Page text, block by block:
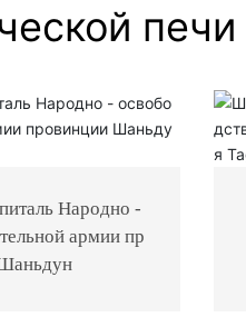
печи
Народно -
армии пр